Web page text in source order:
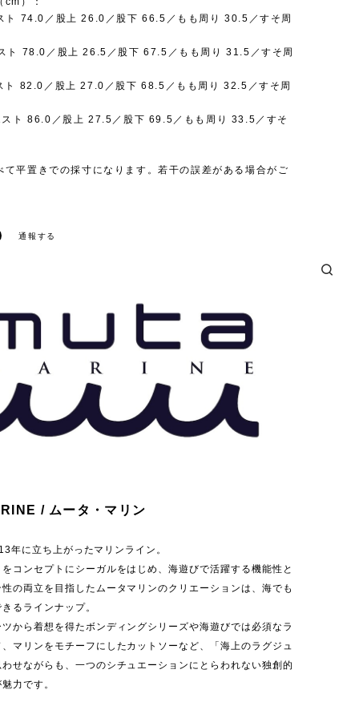
74.0／股上 26.0／股下 66.5／もも周り 30.5／すそ周
78.0／股上 26.5／股下 67.5／もも周り 31.5／すそ周
82.0／股上 27.0／股下 68.5／もも周り 32.5／すそ周
ト 86.0／股上 27.5／股下 69.5／もも周り 33.5／すそ
平置きでの採寸になります。若干の誤差がある場合がご
通報する
/ ムータ・マリン
年に立ち上がったマリンライン。
コンセプトにシーガルをはじめ、海遊びで活躍する機能性と
の両立を目指したムータマリンのクリエーションは、海でも
るラインナップ。
から着想を得たボンディングシリーズや海遊びでは必須なラ
マリンをモチーフにしたカットソーなど、「海上のラグジュ
せながらも、一つのシチュエーションにとらわれない独創的
力です。